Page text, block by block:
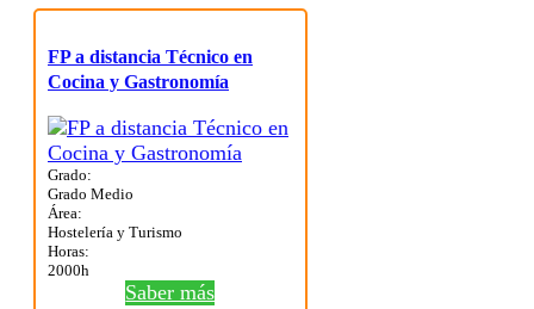
FP a distancia Técnico en
Cocina y Gastronomía
Grado:
Grado Medio
Área:
Hostelería y Turismo
Horas:
2000h
Saber más